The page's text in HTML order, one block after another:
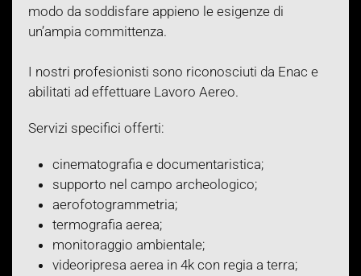
modo da soddisfare appieno le esigenze di
un’ampia committenza.
I nostri profesionisti sono riconosciuti da Enac e
abilitati ad effettuare Lavoro Aereo.
Servizi specifici offerti:
cinematografia e documentaristica;
supporto nel campo archeologico;
aerofotogrammetria;
termografia aerea;
monitoraggio ambientale;
videoripresa aerea in 4k con regia a terra;